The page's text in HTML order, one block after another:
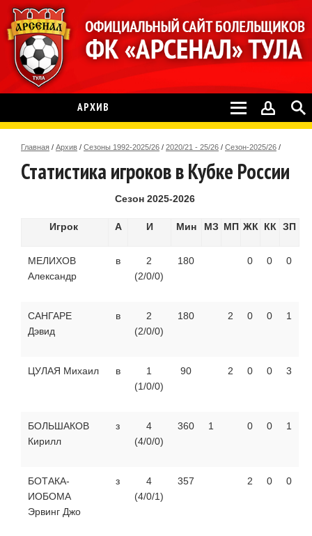
АРХИВ
Главная / Архив / Сезоны 1992-2025/26 / 2020/21 - 25/26 / Сезон-2025/26 /
Статистика игроков в Кубке России
Сезон 2025-2026
Игрок А И Мин МЗ МП ЖК КК ЗП
МЕЛИХОВ
Александр
в
2
(2/0/0)
180 0 0 0
САНГАРЕ
Дэвид
в
2
(2/0/0)
180 2 0 0 1
ЦУЛАЯ Михаил в
1
(1/0/0)
90 2 0 0 3
БОЛЬШАКОВ
Кирилл
з
4
(4/0/0)
360 1 0 0 1
БОТАКА-
ИОБОМА
Эрвинг Джо
з
4
(4/0/1)
357 2 0 0